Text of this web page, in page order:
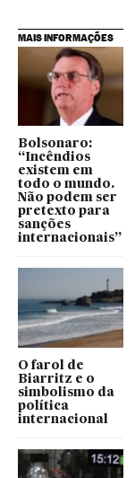
MAIS INFORMAÇÕES
Bolsonaro:
“Incêndios
existem em
todo o mundo.
Não podem ser
pretexto para
sanções
internacionais”
O farol de
Biarritz e o
simbolismo da
política
internacional